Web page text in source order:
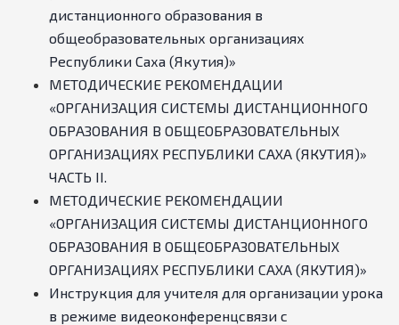
дистанционного образования в
общеобразовательных организациях
Республики Саха (Якутия)»
МЕТОДИЧЕСКИЕ РЕКОМЕНДАЦИИ
«ОРГАНИЗАЦИЯ СИСТЕМЫ ДИСТАНЦИОННОГО
ОБРАЗОВАНИЯ В ОБЩЕОБРАЗОВАТЕЛЬНЫХ
ОРГАНИЗАЦИЯХ РЕСПУБЛИКИ САХА (ЯКУТИЯ)»
ЧАСТЬ II.
МЕТОДИЧЕСКИЕ РЕКОМЕНДАЦИИ
«ОРГАНИЗАЦИЯ СИСТЕМЫ ДИСТАНЦИОННОГО
ОБРАЗОВАНИЯ В ОБЩЕОБРАЗОВАТЕЛЬНЫХ
ОРГАНИЗАЦИЯХ РЕСПУБЛИКИ САХА (ЯКУТИЯ)»
Инструкция для учителя для организации урока
в режиме видеоконференцсвязи с